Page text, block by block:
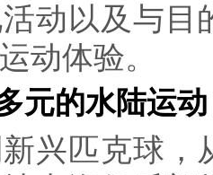
动以及与
动体验。
元的水陆运动
兴匹克球